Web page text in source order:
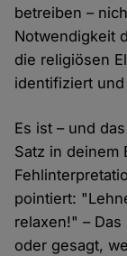
betreiben –
Notwendigkeit
die religiösen
identifiziert
Es ist – und
Satz in deinem
pointiert:
relaxen!" –
oder gesagt,